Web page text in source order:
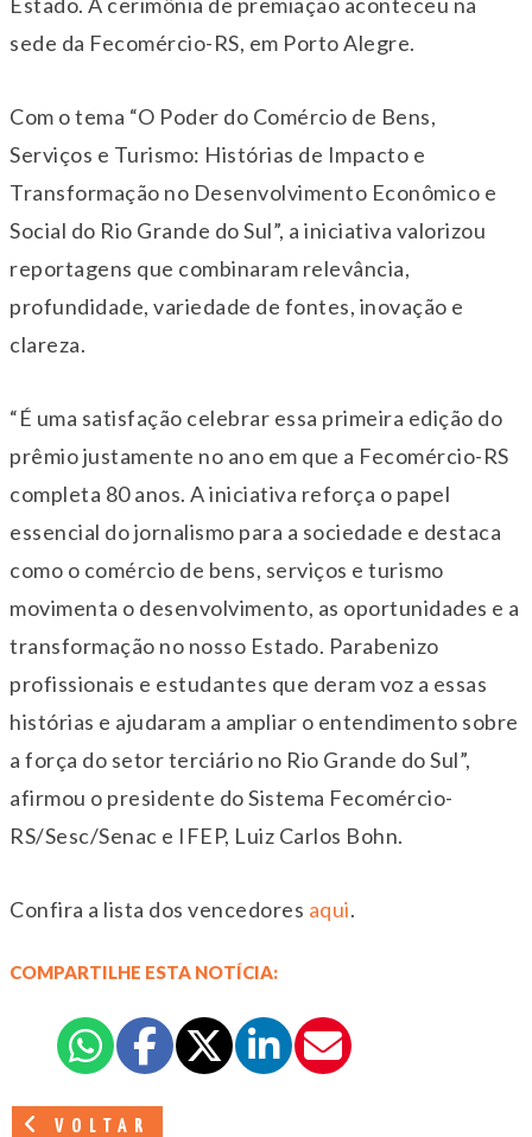
sede da Fecomércio-RS, em Porto Alegre.
Com o tema “O Poder do Comércio de Bens,
Serviços e Turismo: Histórias de Impacto e
Transformação no Desenvolvimento Econômico e
Social do Rio Grande do Sul”, a iniciativa valorizou
reportagens que combinaram relevância,
profundidade, variedade de fontes, inovação e
clareza.
“É uma satisfação celebrar essa primeira edição do
prêmio justamente no ano em que a Fecomércio-RS
completa 80 anos. A iniciativa reforça o papel
essencial do jornalismo para a sociedade e destaca
como o comércio de bens, serviços e turismo
movimenta o desenvolvimento, as oportunidades e a
transformação no nosso Estado. Parabenizo
profissionais e estudantes que deram voz a essas
histórias e ajudaram a ampliar o entendimento sobre
a força do setor terciário no Rio Grande do Sul”,
afirmou o presidente do Sistema Fecomércio-
RS/Sesc/Senac e IFEP, Luiz Carlos Bohn.
Confira a lista dos vencedores aqui.
COMPARTILHE ESTA NOTÍCIA:
VOLTAR